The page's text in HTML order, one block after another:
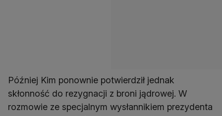
Później Kim ponownie potwierdził jednak
skłonność do rezygnacji z broni jądrowej. W
rozmowie ze specjalnym wysłannikiem prezydenta